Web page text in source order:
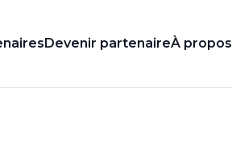
Devenir partenaireÀ propos